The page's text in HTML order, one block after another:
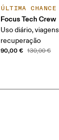
ÚLTIMA CHANCE
Focus Tech Crew
Uso diário,
recuperação
90,00 € 130,00 €